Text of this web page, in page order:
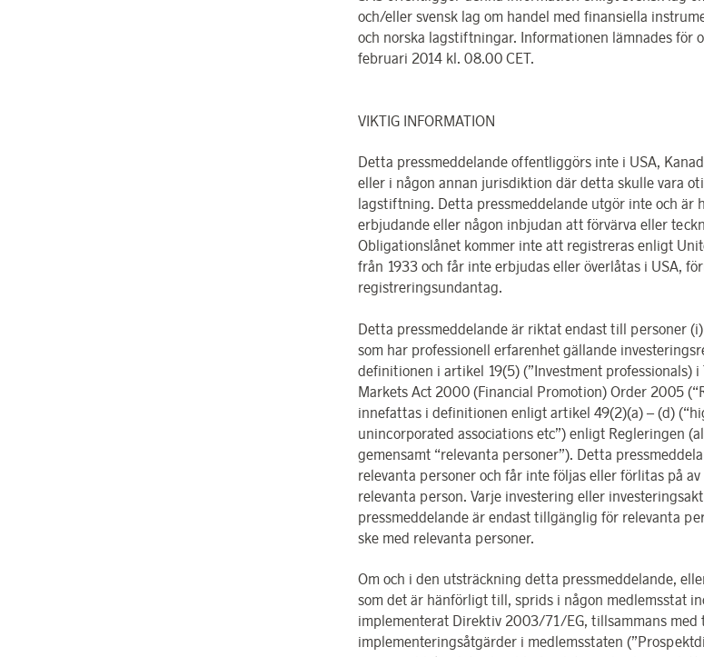
och/eller svensk lag om handel med finansiella
och norska lagstiftningar. Informationen lämnades för
februari 2014 kl. 08.00 CET.
VIKTIG INFORMATION
Detta pressmeddelande offentliggörs inte i USA,
eller i någon annan jurisdiktion där detta skulle vara
lagstiftning. Detta pressmeddelande utgör inte och är
erbjudande eller någon inbjudan att förvärva eller
Obligationslånet kommer inte att registreras enligt
från 1933 och får inte erbjudas eller överlåtas i USA,
registreringsundantag.
Detta pressmeddelande är riktat endast till personer
som har professionell erfarenhet gällande
definitionen i artikel 19(5) (”Investment professionals) i
Markets Act 2000 (Financial Promotion) Order 2005
innefattas i definitionen enligt artikel 49(2)(a) – (d)
unincorporated associations etc”) enligt Regleringen
gemensamt “relevanta personer”). Detta
relevanta personer och får inte följas eller förlitas på
relevanta person. Varje investering eller
pressmeddelande är endast tillgänglig för relevanta
ske med relevanta personer.
Om och i den utsträckning detta pressmeddelande,
som det är hänförligt till, sprids i någon medlemsstat
implementerat Direktiv 2003/71/EG, tillsammans med
implementeringsåtgärder i medlemsstaten